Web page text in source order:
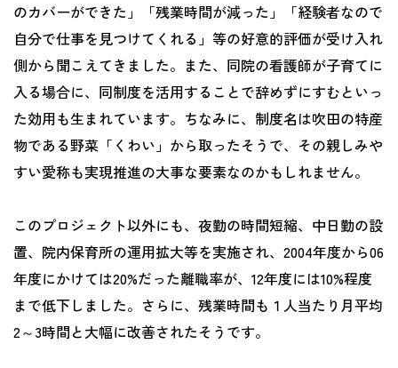
のカバーができた」「残業時間が減った」「経験者なので
自分で仕事を見つけてくれる」等の好意的評価が受け入れ
側から聞こえてきました。また、同院の看護師が子育てに
入る場合に、同制度を活用することで辞めずにすむといっ
た効用も生まれています。ちなみに、制度名は吹田の特産
物である野菜「くわい」から取ったそうで、その親しみや
すい愛称も実現推進の大事な要素なのかもしれません。
このプロジェクト以外にも、夜勤の時間短縮、中日勤の設
置、院内保育所の運用拡大等を実施され、2004年度から06
年度にかけては20%だった離職率が、12年度には10%程度
まで低下しました。さらに、残業時間も１人当たり月平均
2～3時間と大幅に改善されたそうです。